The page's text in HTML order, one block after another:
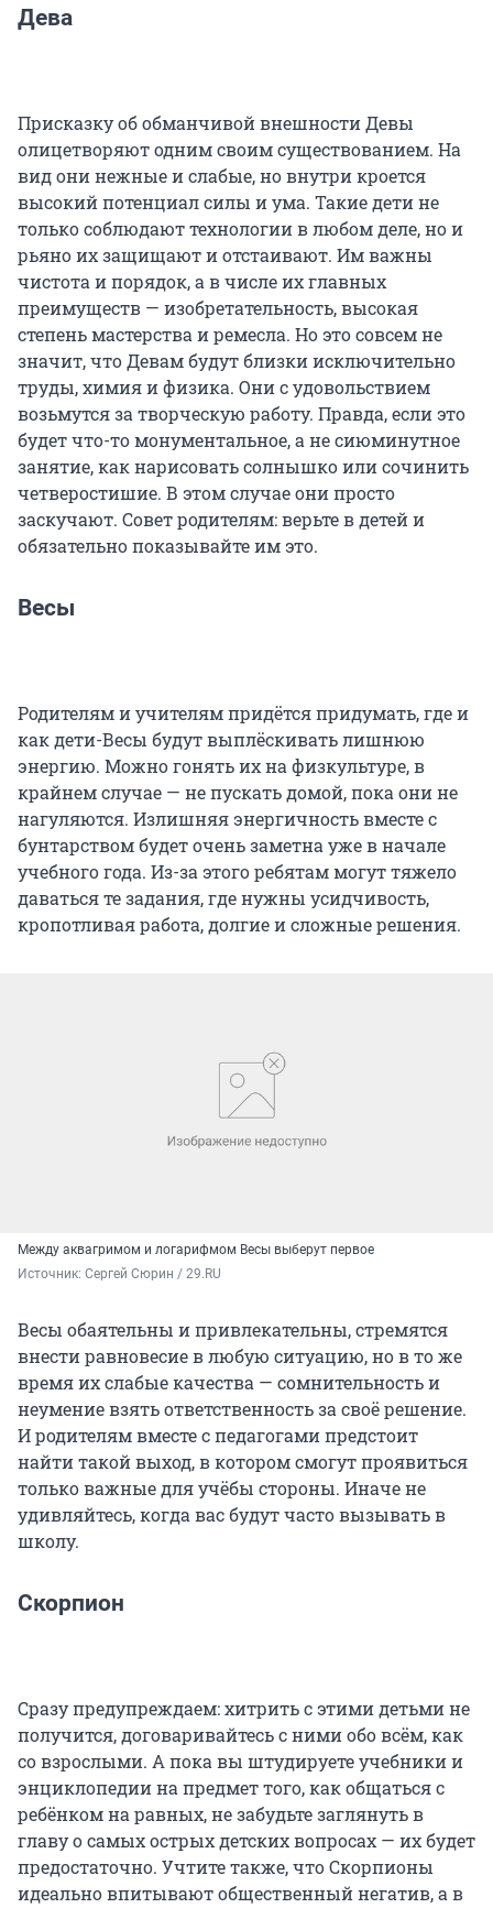
Дева
Присказку об обманчивой внешности Девы
олицетворяют одним своим существованием. На
вид они нежные и слабые, но внутри кроется
высокий потенциал силы и ума. Такие дети не
только соблюдают технологии в любом деле, но и
рьяно их защищают и отстаивают. Им важны
чистота и порядок, а в числе их главных
преимуществ — изобретательность, высокая
степень мастерства и ремесла. Но это совсем не
значит, что Девам будут близки исключительно
труды, химия и физика. Они с удовольствием
возьмутся за творческую работу. Правда, если это
будет что-то монументальное, а не сиюминутное
занятие, как нарисовать солнышко или сочинить
четверостишие. В этом случае они просто
заскучают. Совет родителям: верьте в детей и
обязательно показывайте им это.
Весы
Родителям и учителям придётся придумать, где и
как дети-Весы будут выплёскивать лишнюю
энергию. Можно гонять их на физкультуре, в
крайнем случае — не пускать домой, пока они не
нагуляются. Излишняя энергичность вместе с
бунтарством будет очень заметна уже в начале
учебного года. Из-за этого ребятам могут тяжело
даваться те задания, где нужны усидчивость,
кропотливая работа, долгие и сложные решения.
Между аквагримом и логарифмом Весы выберут первое
Источник: Сергей Сюрин / 29.RU
Весы обаятельны и привлекательны, стремятся
внести равновесие в любую ситуацию, но в то же
время их слабые качества — сомнительность и
неумение взять ответственность за своё решение.
И родителям вместе с педагогами предстоит
найти такой выход, в котором смогут проявиться
только важные для учёбы стороны. Иначе не
удивляйтесь, когда вас будут часто вызывать в
школу.
Скорпион
Сразу предупреждаем: хитрить с этими детьми не
получится, договаривайтесь с ними обо всём, как
со взрослыми. А пока вы штудируете учебники и
энциклопедии на предмет того, как общаться с
ребёнком на равных, не забудьте заглянуть в
главу о самых острых детских вопросах — их будет
предостаточно. Учтите также, что Скорпионы
идеально впитывают общественный негатив, а в